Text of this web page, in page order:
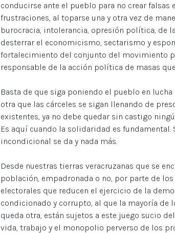
conducirse ante el pueblo para no crear falsas
frustraciones, al toparse una y otra vez de
burocracia, intolerancia, opresión política, de
desterrar el economicismo, sectarismo y
fortalecimiento del conjunto del movimiento
responsable de la acción política de masas
Basta de que siga poniendo el pueblo en
otra que las cárceles se sigan llenando de
existentes, ya no debe quedar sin castigo
Es aquí cuando la solidaridad es
incondicional se da y nada más.
Desde nuestras tierras veracruzanas que se
población, empadronada o no, por parte de
electorales que reducen el ejercicio de la
condicionado y corrupto, al que la mayoría de
queda otra, están sujetos a este juego sucio
vida, trabajo y el monopolio perverso de los